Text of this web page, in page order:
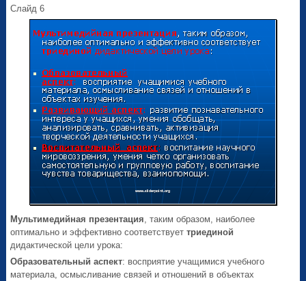
Слайд 6
Мультимедийная презентация, таким образом, наиболее
оптимально и эффективно соответствуеттриединой
дидактической цели урока:
Образовательный аспект: восприятие учащимися учебного
материала, осмысливание связей и отношений в объектах